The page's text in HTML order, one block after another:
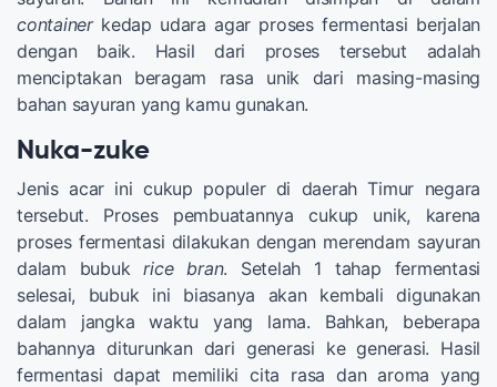
containerkedap udara agar proses fermentasi berjalan
dengan baik. Hasil dari proses tersebut adalah
menciptakan beragam rasa unik dari masing-masing
bahan sayuran yang kamu gunakan.
Nuka-zuke
Jenis acar ini cukup populer di daerah Timur negara
tersebut. Proses pembuatannya cukup unik, karena
proses fermentasi dilakukan dengan merendam sayuran
dalam bubukrice bran. Setelah 1 tahap fermentasi
selesai, bubuk ini biasanya akan kembali digunakan
dalam jangka waktu yang lama. Bahkan, beberapa
bahannya diturunkan dari generasi ke generasi. Hasil
fermentasi dapat memiliki cita rasa dan aroma yang